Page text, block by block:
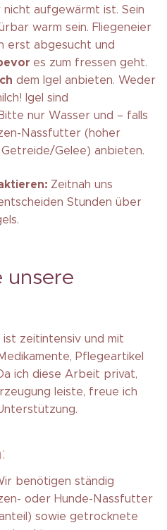
aufgewärmt ist. Sein
warm sein. Fliegeneier
erst abgesucht und
es zum fressen geht.
dem Igel anbieten. Weder
Igel sind
nur Wasser und – falls
Nassfutter (hoher
Getreide/Gelee) anbieten.
Zeitnah uns
Stunden über
unsere
ist zeitintensiv und mit
Pflegeartikel
ich diese Arbeit privat,
leiste, freue ich
benötigen ständig
oder Hunde-Nassfutter
sowie getrocknete